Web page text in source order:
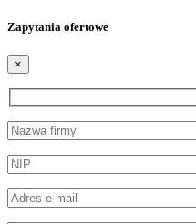
Zapytania ofertowe
×